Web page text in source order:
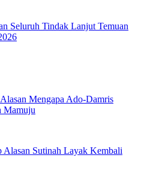
Seluruh Tindak Lanjut Temuan
Mengapa Ado-Damris
Mamuju
Alasan Sutinah Layak Kembali